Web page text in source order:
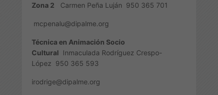
Zona 2 Carmen Peña Luján 950 365 701
mcpenalu@dipalme.org
Técnica en Animación Socio
Cultural Inmaculada Rodríguez Crespo-
López 950 365 593
irodrige@dipalme.org